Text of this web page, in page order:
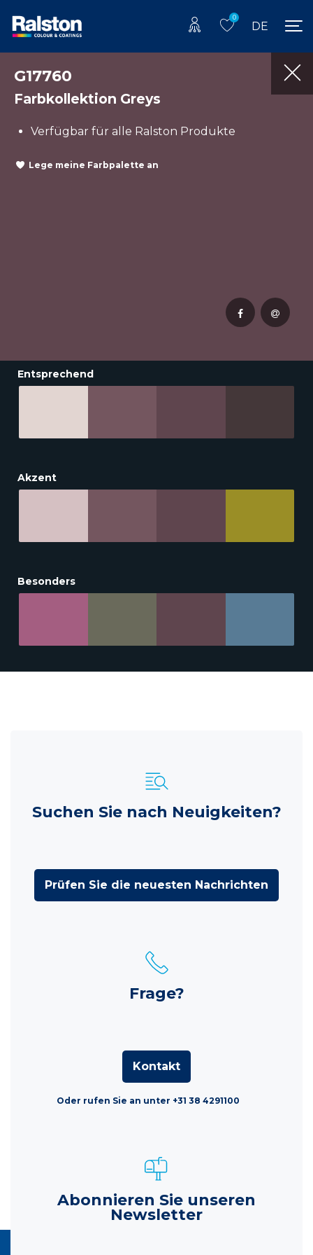
0
DE
G17760
Farbkollektion Greys
Verfügbar für alle Ralston Produkte
Lege meine Farbpalette an
Entsprechend
Akzent
Besonders
Suchen Sie nach Neuigkeiten?
Prüfen Sie die neuesten Nachrichten
Frage?
Kontakt
Oder rufen Sie an unter +31 38 4291100
Abonnieren Sie unseren
Newsletter